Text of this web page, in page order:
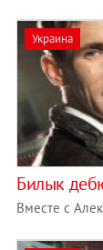
Украина
Билык
Вместе с